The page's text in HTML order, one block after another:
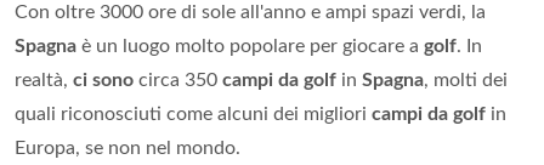
Con oltre 3000 ore di sole all'anno e ampi spazi verdi, la
Spagna è un luogo molto popolare per giocare a golf. In
realtà, ci sono circa 350 campi da golf in Spagna, molti dei
quali riconosciuti come alcuni dei migliori campi da golf in
Europa, se non nel mondo.